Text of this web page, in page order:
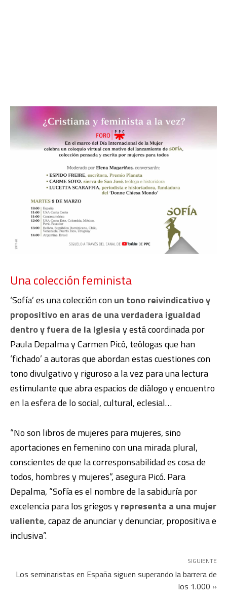
Una colección feminista
‘Sofía’ es una colección conun tono reivindicativo y
propositivo en aras de una verdadera igualdad
dentro y fuera de la Iglesiay está coordinada por
Paula Depalma y Carmen Picó, teólogas que han
‘fichado’ a autoras que abordan estas cuestionescon
tono divulgativo y riguroso a la vez para una lectura
estimulanteque abra espacios de diálogo y encuentro
en la esfera de lo social, cultural, eclesial…
“No son libros de mujeres para mujeres, sino
aportaciones en femenino con una mirada plural,
conscientes de que la corresponsabilidad es cosa de
todos, hombres y mujeres”, asegura Picó. Para
Depalma, “Sofía es el nombre de la sabiduría por
excelencia para los griegos yrepresenta a una mujer
valiente, capaz de anunciar y denunciar, propositiva e
inclusiva”.
SIGUIENTE
Los seminaristas en España siguen superando la barrera de
los 1.000 »